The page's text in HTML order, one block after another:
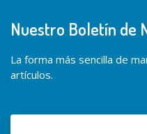
Nuestro Boletín de
La forma más sencilla de
artículos.